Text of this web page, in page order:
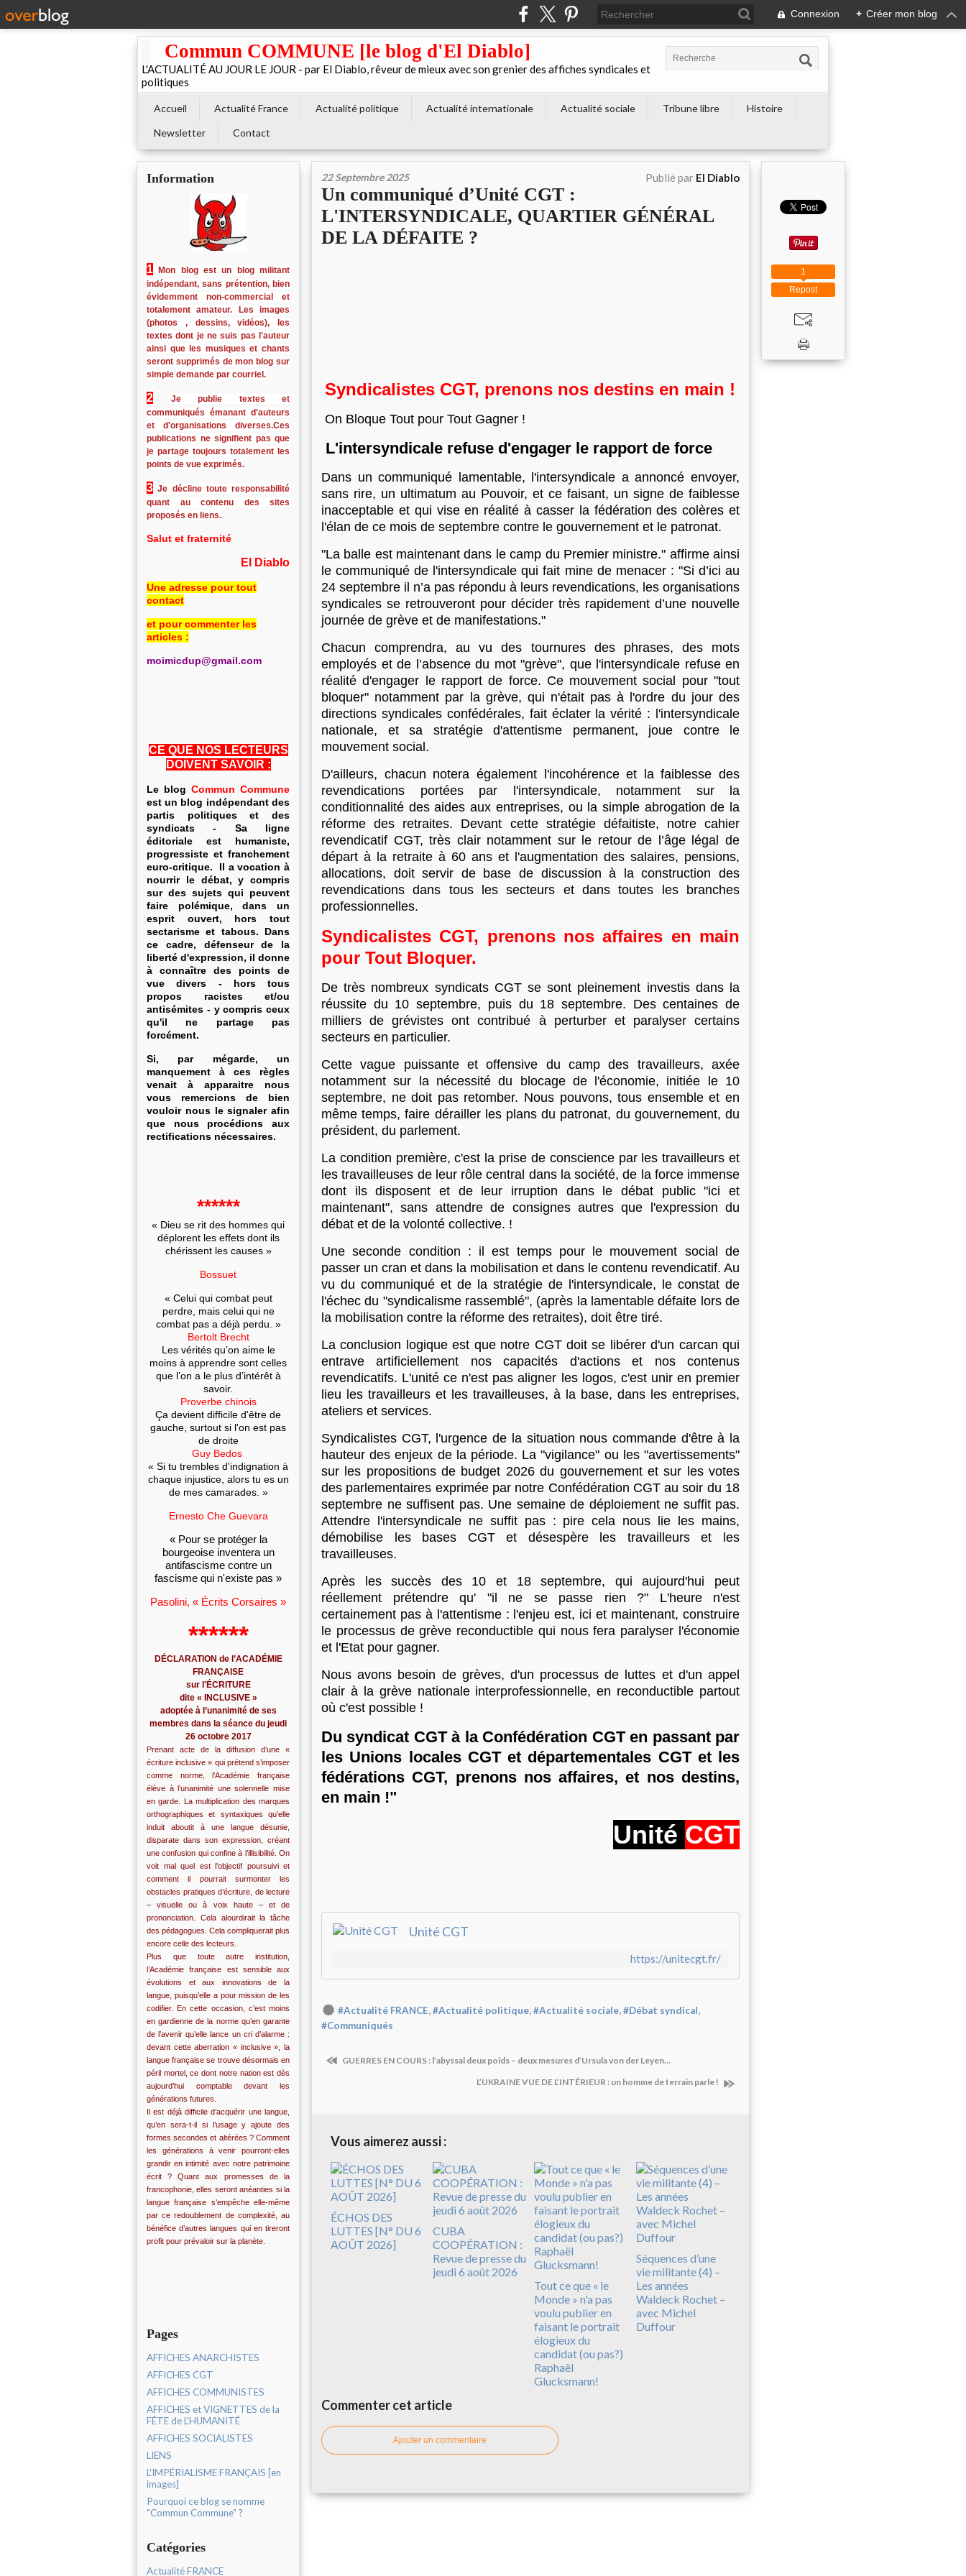
Connexion + Créer mon blog
Commun COMMUNE [le blog d'El Diablo]
L'ACTUALITÉ AU JOUR LE JOUR - par El Diablo, rêveur de mieux avec son grenier des affiches syndicales et
politiques
Accueil Actualité France Actualité politique Actualité internationale Actualité sociale Tribune libre
Histoire
Newsletter
Contact
Information
1
Mon blog est un blog militant
indépendant, sans prétention, bien
évidemment non-commercial et
totalement amateur. Les images
(photos , dessins, vidéos), les
textes dont je ne suis pas l'auteur
ainsi que les musiques et chants
seront supprimés de mon blog sur
simple demande par courriel.
2
Je publie textes et
communiqués émanant d'auteurs
et d'organisations diverses.Ces
publications ne signifient pas que
je partage toujours totalement les
points de vue exprimés.
3 Je décline toute responsabilité
quant au contenu des sites
proposés en liens.
Salut et fraternité
El Diablo
Une adresse pour tout
contact
et pour commenter les
articles :
moimicdup@gmail.com
CE QUE NOS LECTEURS
DOIVENT SAVOIR :
Le blog Commun Commune
est un blog indépendant des
partis politiques et des
syndicats - Sa ligne
éditoriale est humaniste,
progressiste et franchement
euro-critique. Il a vocation à
nourrir le débat, y compris
sur des sujets qui peuvent
faire polémique, dans un
esprit ouvert, hors tout
sectarisme et tabous. Dans
ce cadre, défenseur de la
liberté d'expression, il donne
à connaître des points de
vue divers - hors tous
propos racistes et/ou
antisémites - y compris ceux
qu'il ne partage pas
forcément.
Si, par mégarde, un
manquement à ces règles
venait à apparaitre nous
vous remercions de bien
vouloir nous le signaler afin
que nous procédions aux
rectifications nécessaires.
******
« Dieu se rit des hommes qui
déplorent les effets dont ils
chérissent les causes »
Bossuet
« Celui qui combat peut
perdre, mais celui qui ne
combat pas a déjà perdu. »
Bertolt Brecht
Les vérités qu’on aime le
moins à apprendre sont celles
que l’on a le plus d’intérêt à
savoir.
Proverbe chinois
Ça devient difficile d'être de
gauche, surtout si l'on est pas
de droite
Guy Bedos
« Si tu trembles d'indignation à
chaque injustice, alors tu es un
de mes camarades. »
Ernesto Che Guevara
« Pour se protéger la
bourgeoise inventera un
antifascisme contre un
fascisme qui n'existe pas »
Pasolini, « Écrits Corsaires »
******
DÉCLARATION de l’ACADÉMIE
FRANÇAISE
sur l'ÉCRITURE
dite « INCLUSIVE »
adoptée à l’unanimité de ses
membres dans la séance du jeudi
26 octobre 2017
Prenant acte de la diffusion d’une «
écriture inclusive » qui prétend s’imposer
comme norme, l’Académie française
élève à l’unanimité une solennelle mise
en garde. La multiplication des marques
orthographiques et syntaxiques qu’elle
induit aboutit à une langue désunie,
disparate dans son expression, créant
une confusion qui confine à l’illisibilité. On
voit mal quel est l’objectif poursuivi et
comment il pourrait surmonter les
obstacles pratiques d’écriture, de lecture
– visuelle ou à voix haute – et de
prononciation. Cela alourdirait la tâche
des pédagogues. Cela compliquerait plus
encore celle des lecteurs.
Plus que toute autre institution,
l’Académie française est sensible aux
évolutions et aux innovations de la
langue, puisqu’elle a pour mission de les
codifier. En cette occasion, c’est moins
en gardienne de la norme qu’en garante
de l’avenir qu’elle lance un cri d’alarme :
devant cette aberration « inclusive », la
langue française se trouve désormais en
péril mortel, ce dont notre nation est dès
aujourd’hui comptable devant les
générations futures.
Il est déjà difficile d’acquérir une langue,
qu’en sera-t-il si l’usage y ajoute des
formes secondes et altérées ? Comment
les générations à venir pourront-elles
grandir en intimité avec notre patrimoine
écrit ? Quant aux promesses de la
francophonie, elles seront anéanties si la
langue française s’empêche elle-même
par ce redoublement de complexité, au
bénéfice d’autres langues qui en tireront
profit pour prévaloir sur la planète.
Pages
AFFICHES ANARCHISTES
AFFICHES CGT
AFFICHES COMMUNISTES
AFFICHES et VIGNETTES de la
FÊTE de L'HUMANITÉ
AFFICHES SOCIALISTES
LIENS
L'IMPÉRIALISME FRANÇAIS [en
images]
Pourquoi ce blog se nomme
"Commun Commune" ?
Catégories
Actualité FRANCE
22 Septembre 2025 Publié par El Diablo
Un communiqué d’Unité CGT :
L'INTERSYNDICALE, QUARTIER GÉNÉRAL
DE LA DÉFAITE ?
Syndicalistes CGT, prenons nos destins en main !
On Bloque Tout pour Tout Gagner !
L'intersyndicale refuse d'engager le rapport de force
Dans un communiqué lamentable, l'intersyndicale a annoncé envoyer,
sans rire, un ultimatum au Pouvoir, et ce faisant, un signe de faiblesse
inacceptable et qui vise en réalité à casser la fédération des colères et
l'élan de ce mois de septembre contre le gouvernement et le patronat.
"La balle est maintenant dans le camp du Premier ministre." affirme ainsi
le communiqué de l'intersyndicale qui fait mine de menacer : "Si d’ici au
24 septembre il n’a pas répondu à leurs revendications, les organisations
syndicales se retrouveront pour décider très rapidement d’une nouvelle
journée de grève et de manifestations."
Chacun comprendra, au vu des tournures des phrases, des mots
employés et de l’absence du mot "grève", que l'intersyndicale refuse en
réalité d'engager le rapport de force. Ce mouvement social pour "tout
bloquer" notamment par la grève, qui n'était pas à l'ordre du jour des
directions syndicales confédérales, fait éclater la vérité : l'intersyndicale
nationale, et sa stratégie d'attentisme permanent, joue contre le
mouvement social.
D'ailleurs, chacun notera également l'incohérence et la faiblesse des
revendications portées par l'intersyndicale, notamment sur la
conditionnalité des aides aux entreprises, ou la simple abrogation de la
réforme des retraites. Devant cette stratégie défaitiste, notre cahier
revendicatif CGT, très clair notamment sur le retour de l’âge légal de
départ à la retraite à 60 ans et l'augmentation des salaires, pensions,
allocations, doit servir de base de discussion à la construction des
revendications dans tous les secteurs et dans toutes les branches
professionnelles.
Syndicalistes CGT, prenons nos affaires en main
pour Tout Bloquer.
De très nombreux syndicats CGT se sont pleinement investis dans la
réussite du 10 septembre, puis du 18 septembre. Des centaines de
milliers de grévistes ont contribué à perturber et paralyser certains
secteurs en particulier.
Cette vague puissante et offensive du camp des travailleurs, axée
notamment sur la nécessité du blocage de l'économie, initiée le 10
septembre, ne doit pas retomber. Nous pouvons, tous ensemble et en
même temps, faire dérailler les plans du patronat, du gouvernement, du
président, du parlement.
La condition première, c'est la prise de conscience par les travailleurs et
les travailleuses de leur rôle central dans la société, de la force immense
dont ils disposent et de leur irruption dans le débat public "ici et
maintenant", sans attendre de consignes autres que l'expression du
débat et de la volonté collective. !
Une seconde condition : il est temps pour le mouvement social de
passer un cran et dans la mobilisation et dans le contenu revendicatif. Au
vu du communiqué et de la stratégie de l'intersyndicale, le constat de
l'échec du "syndicalisme rassemblé", (après la lamentable défaite lors de
la mobilisation contre la réforme des retraites), doit être tiré.
La conclusion logique est que notre CGT doit se libérer d'un carcan qui
entrave artificiellement nos capacités d'actions et nos contenus
revendicatifs. L'unité ce n'est pas aligner les logos, c'est unir en premier
lieu les travailleurs et les travailleuses, à la base, dans les entreprises,
ateliers et services.
Syndicalistes CGT, l'urgence de la situation nous commande d'être à la
hauteur des enjeux de la période. La "vigilance" ou les "avertissements"
sur les propositions de budget 2026 du gouvernement et sur les votes
des parlementaires exprimée par notre Confédération CGT au soir du 18
septembre ne suffisent pas. Une semaine de déploiement ne suffit pas.
Attendre l'intersyndicale ne suffit pas : pire cela nous lie les mains,
démobilise les bases CGT et désespère les travailleurs et les
travailleuses.
Après les succès des 10 et 18 septembre, qui aujourd'hui peut
réellement prétendre qu' "il ne se passe rien ?" L'heure n'est
certainement pas à l'attentisme : l'enjeu est, ici et maintenant, construire
le processus de grève reconductible qui nous fera paralyser l'économie
et l'Etat pour gagner.
Nous avons besoin de grèves, d'un processus de luttes et d'un appel
clair à la grève nationale interprofessionnelle, en reconductible partout
où c'est possible !
Du syndicat CGT à la Confédération CGT en passant par
les Unions locales CGT et départementales CGT et les
fédérations CGT, prenons nos affaires, et nos destins,
en main !"
Unité CGT
Unité CGT
https://unitecgt.fr/
#Actualité FRANCE,#Actualité politique,#Actualité sociale,#Débat syndical,
#Communiqués
GUERRES EN COURS : l’abyssal deux poids – deux mesures d’Ursula von der Leyen…
L’UKRAINE VUE DE L’INTÉRIEUR : un homme de terrain parle !
Vous aimerez aussi :
ÉCHOS DES
LUTTES [N° DU 6
AOÛT 2026]
CUBA
COOPÉRATION :
Revue de presse du
jeudi 6 août 2026
Tout ce que « le
Monde » n'a pas
voulu publier en
faisant le portrait
élogieux du
candidat (ou pas?)
Raphaël
Glucksmann!
Séquences d’une
vie militante (4) –
Les années
Waldeck Rochet –
avec Michel
Duffour
Commenter cet article
Ajouter un commentaire
Repost
1